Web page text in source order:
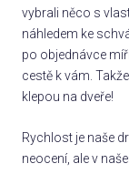
vybrali něco s
náhledem ke
po objednávce
cestě k vám.
klepou na dveře!
Rychlost je naše
neocení, ale v